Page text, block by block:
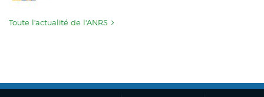
Toute l'actualité de l'ANRS